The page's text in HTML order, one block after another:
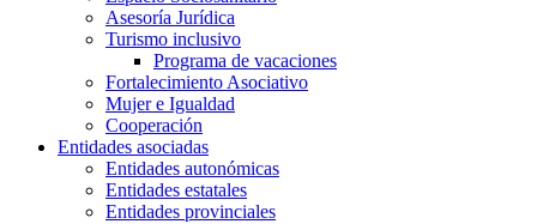
Asesoría Jurídica
Turismo inclusivo
Programa de vacaciones
Fortalecimiento Asociativo
Mujer e Igualdad
Cooperación
Entidades asociadas
Entidades autonómicas
Entidades estatales
Entidades provinciales